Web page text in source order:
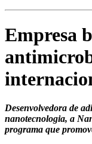
Empresa
Desenvolvedora de
nanotecnologia, a
programa que